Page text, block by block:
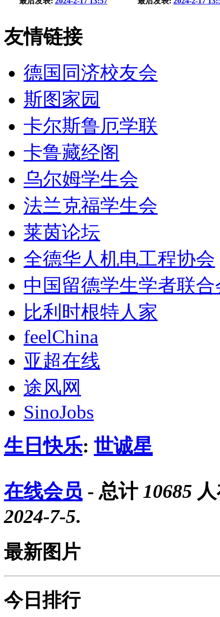
友情链接
德国同济校友会
斯图家园
卡尔斯鲁厄学联
卡鲁藏经阁
乌尔姆学生会
法兰克福学生会
莱茵论坛
全德华人机电工程协会
中国留德学生学者联合
比利时根特人家
feelChina
亚超在线
途风网
SinoJobs
生日快乐: 世诚星
在线会员 - 总计 10685
2024-7-5.
最新图片
今日排行